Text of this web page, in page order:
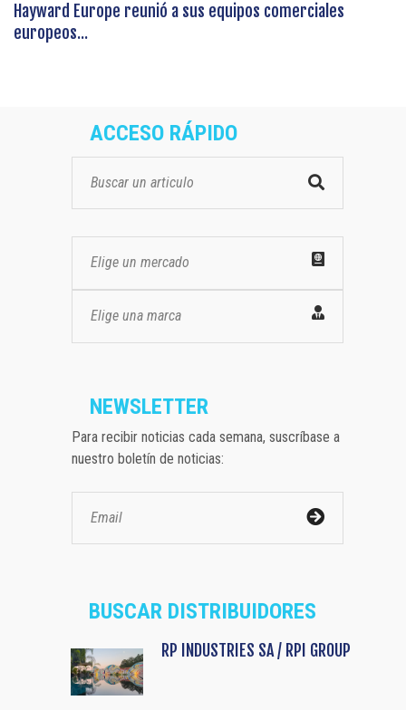
Hayward Europe reunió a sus equipos comerciales
europeos...
ACCESO RÁPIDO
Elige un mercado
Elige una marca
NEWSLETTER
Para recibir noticias cada semana, suscríbase a
nuestro boletín de noticias:
BUSCAR DISTRIBUIDORES
RP INDUSTRIES SA / RPI GROUP